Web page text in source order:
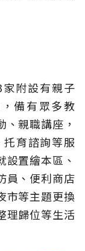
附設有親子
備有眾多教
親職講座，
育諮詢等服
置繪本區、
員、便利商店
市等主題更換
理歸位等生活